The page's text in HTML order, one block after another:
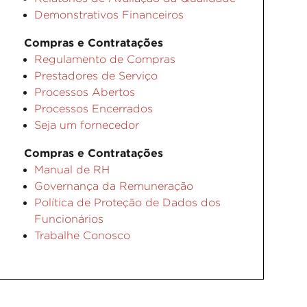
Demonstrativos Financeiros
Compras e Contratações
Regulamento de Compras
Prestadores de Serviço
Processos Abertos
Processos Encerrados
Seja um fornecedor
Compras e Contratações
Manual de RH
Governança da Remuneração
Política de Proteção de Dados dos
Funcionários
Trabalhe Conosco